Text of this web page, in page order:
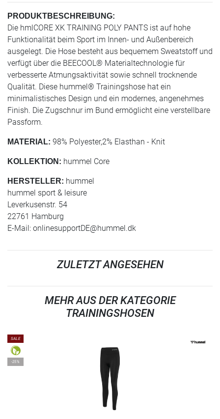
PRODUKTBESCHREIBUNG:
Die hmlCORE XK TRAINING POLY PANTS ist auf hohe
Funktionalität beim Sport im Innen- und Außenbereich
ausgelegt. Die Hose besteht aus bequemem Sweatstoff und
verfügt über die BEECOOL® Materialtechnologie für
verbesserte Atmungsaktivität sowie schnell trocknende
Qualität. Diese hummel® Trainingshose hat ein
minimalistisches Design und ein modernes, angenehmes
Finish. Die Zugschnur im Bund ermöglicht eine verstellbare
Passform.
MATERIAL: 98% Polyester,2% Elasthan - Knit
KOLLEKTION: hummel Core
HERSTELLER: hummel
hummel sport & leisure
Leverkusenstr. 54
22761 Hamburg
E-Mail: onlinesupportDE@hummel.dk
ZULETZT ANGESEHEN
MEHR AUS DER KATEGORIE
TRAININGSHOSEN
SALE
-25%